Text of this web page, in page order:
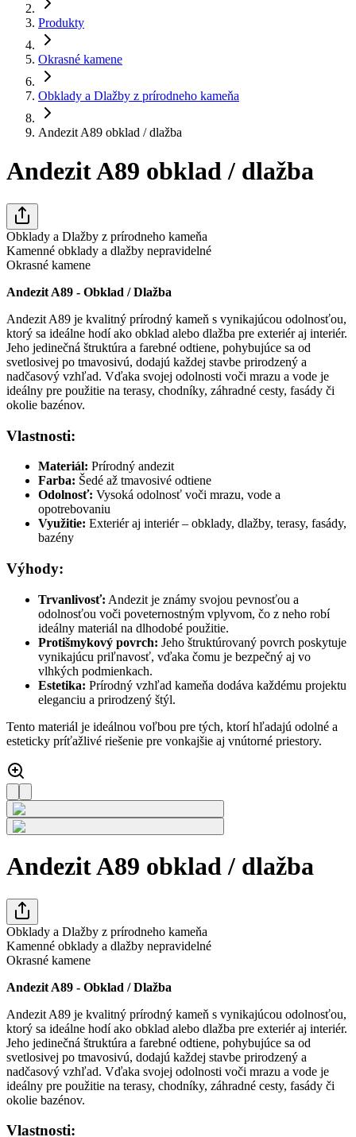
Produkty
Okrasné kamene
Obklady a Dlažby z prírodneho kameňa
Andezit A89 obklad / dlažba
Andezit A89 obklad / dlažba
Obklady a Dlažby z prírodneho kameňa
Kamenné obklady a dlažby nepravidelné
Okrasné kamene
Andezit A89 - Obklad / Dlažba
Andezit A89 je kvalitný prírodný kameň s vynikajúcou odolnosťou,
ktorý sa ideálne hodí ako obklad alebo dlažba pre exteriér aj interiér.
Jeho jedinečná štruktúra a farebné odtiene, pohybujúce sa od
svetlosivej po tmavosivú, dodajú každej stavbe prirodzený a
nadčasový vzhľad. Vďaka svojej odolnosti voči mrazu a vode je
ideálny pre použitie na terasy, chodníky, záhradné cesty, fasády či
okolie bazénov.
Vlastnosti:
Materiál: Prírodný andezit
Farba: Šedé až tmavosivé odtiene
Odolnosť: Vysoká odolnosť voči mrazu, vode a
opotrebovaniu
Využitie: Exteriér aj interiér – obklady, dlažby, terasy, fasády,
bazény
Výhody:
Trvanlivosť: Andezit je známy svojou pevnosťou a
odolnosťou voči poveternostným vplyvom, čo z neho robí
ideálny materiál na dlhodobé použitie.
Protišmykový povrch: Jeho štruktúrovaný povrch poskytuje
vynikajúcu priľnavosť, vďaka čomu je bezpečný aj vo
vlhkých podmienkach.
Estetika: Prírodný vzhľad kameňa dodáva každému projektu
eleganciu a prirodzený štýl.
Tento materiál je ideálnou voľbou pre tých, ktorí hľadajú odolné a
esteticky príťažlivé riešenie pre vonkajšie aj vnútorné priestory.
Andezit A89 obklad / dlažba
Obklady a Dlažby z prírodneho kameňa
Kamenné obklady a dlažby nepravidelné
Okrasné kamene
Andezit A89 - Obklad / Dlažba
Andezit A89 je kvalitný prírodný kameň s vynikajúcou odolnosťou,
ktorý sa ideálne hodí ako obklad alebo dlažba pre exteriér aj interiér.
Jeho jedinečná štruktúra a farebné odtiene, pohybujúce sa od
svetlosivej po tmavosivú, dodajú každej stavbe prirodzený a
nadčasový vzhľad. Vďaka svojej odolnosti voči mrazu a vode je
ideálny pre použitie na terasy, chodníky, záhradné cesty, fasády či
okolie bazénov.
Vlastnosti: